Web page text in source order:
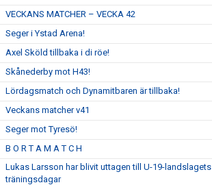
VECKANS MATCHER – VECKA 42
Seger i Ystad Arena!
Axel Sköld tillbaka i di röe!
Skånederby mot H43!
Lördagsmatch och Dynamitbaren är tillbaka!
Veckans matcher v41
Seger mot Tyresö!
B O R T A M A T C H
Lukas Larsson har blivit uttagen till U-19-landslagets
träningsdagar